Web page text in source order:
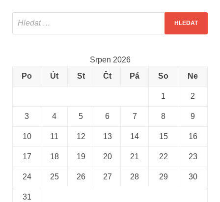
Srpen 2026
Po
Út St Čt Pá So Ne
1 2
3 4 5 6 7 8 9
10 11 12 13 14 15 16
17 18 19 20 21 22 23
24 25 26 27 28 29 30
31